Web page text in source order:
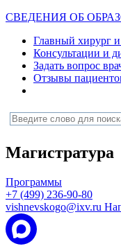
СВЕДЕНИЯ ОБ
Главный хирург
Консультации и
Задать вопрос
Отзывы
Магистратура
Программы
+7 (499) 236-90-80
vishnevskogo@ixv.ru